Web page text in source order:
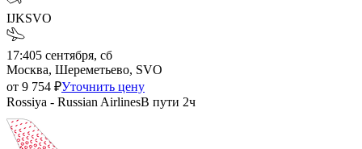
IJKSVO
17:405 сентября, сб
Москва, Шереметьево, SVO
от 9 754 ₽Уточнить цену
Rossiya - Russian AirlinesВ пути 2ч